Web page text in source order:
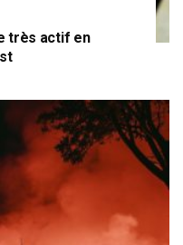
très actif en